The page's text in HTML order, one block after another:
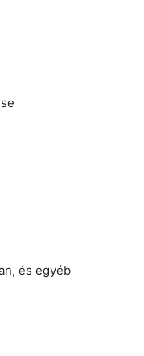
és egyéb